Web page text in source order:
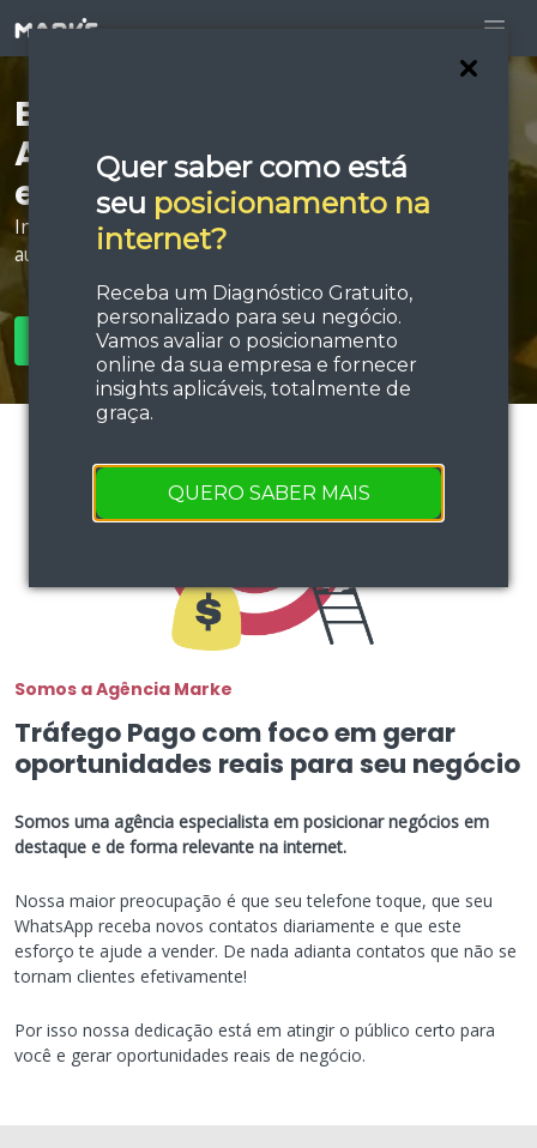
Quer saber como está
seu posicionamento na
internet?
Receba um Diagnóstico Gratuito,
personalizado para seu negócio.
Vamos avaliar o posicionamento
online da sua empresa e fornecer
insights aplicáveis, totalmente de
graça.
QUERO SABER MAIS
Está procurando por
Agência de Tráfego Pago
em São Roque?
Invista em estratégias de tráfego e performance e
aumente sua força de vendas!
SOLICITAR ORÇAMENTO
Somos a Agência Marke
Tráfego Pago com foco em gerar
oportunidades reais para seu negócio
Somos uma agência especialista em posicionar negócios em
destaque e de forma relevante na internet.
Nossa maior preocupação é que seu telefone toque, que seu
WhatsApp receba novos contatos diariamente e que este
esforço te ajude a vender. De nada adianta contatos que não se
tornam clientes efetivamente!
Por isso nossa dedicação está em atingir o público certo para
você e gerar oportunidades reais de negócio.